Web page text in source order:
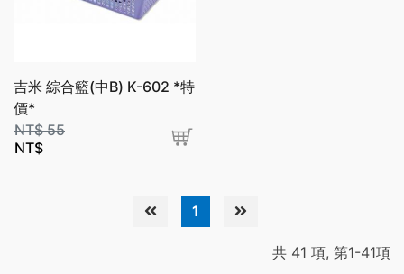
吉米 綜合籃(中B) K-602 *特
價*
NT$55
NT$
1
共 41 項, 第1-41項